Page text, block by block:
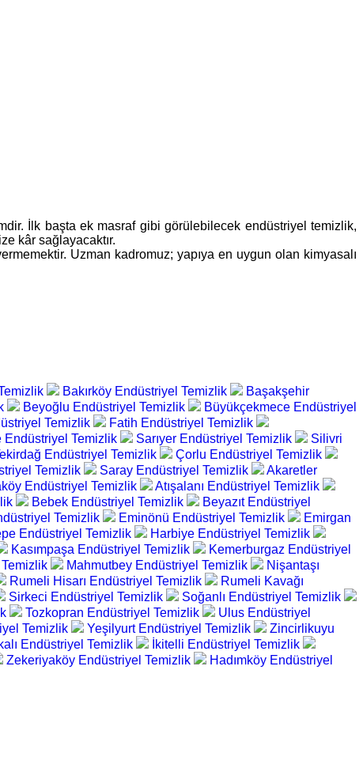
İlk başta ek masraf gibi görülebilecek endüstriyel temizlik,
kâr sağlayacaktır.
Uzman kadromuz; yapıya en uygun olan kimyasalı
Bakırköy Endüstriyel Temizlik
Başakşehir
Beyoğlu Endüstriyel Temizlik
Büyükçekmece Endüstriyel
Temizlik
Fatih Endüstriyel Temizlik
Endüstriyel Temizlik Sarıyer Endüstriyel Temizlik
Silivri
Endüstriyel Temizlik
Çorlu Endüstriyel Temizlik
Temizlik Saray Endüstriyel Temizlik
Akaretler
Endüstriyel Temizlik
Atışalanı Endüstriyel Temizlik
Bebek Endüstriyel Temizlik
Beyazıt Endüstriyel
Temizlik Eminönü Endüstriyel Temizlik
Emirgan
Endüstriyel Temizlik
Harbiye Endüstriyel Temizlik
Kasımpaşa Endüstriyel Temizlik
Kemerburgaz Endüstriyel
Mahmutbey Endüstriyel Temizlik
Nişantaşı
Rumeli Hisarı Endüstriyel Temizlik
Rumeli Kavağı
Sirkeci Endüstriyel Temizlik
Soğanlı Endüstriyel Temizlik
Tozkopran Endüstriyel Temizlik
Ulus Endüstriyel
Temizlik Yeşilyurt Endüstriyel Temizlik
Zincirlikuyu
Endüstriyel Temizlik
İkitelli Endüstriyel Temizlik
Zekeriyaköy Endüstriyel Temizlik
Hadımköy Endüstriyel